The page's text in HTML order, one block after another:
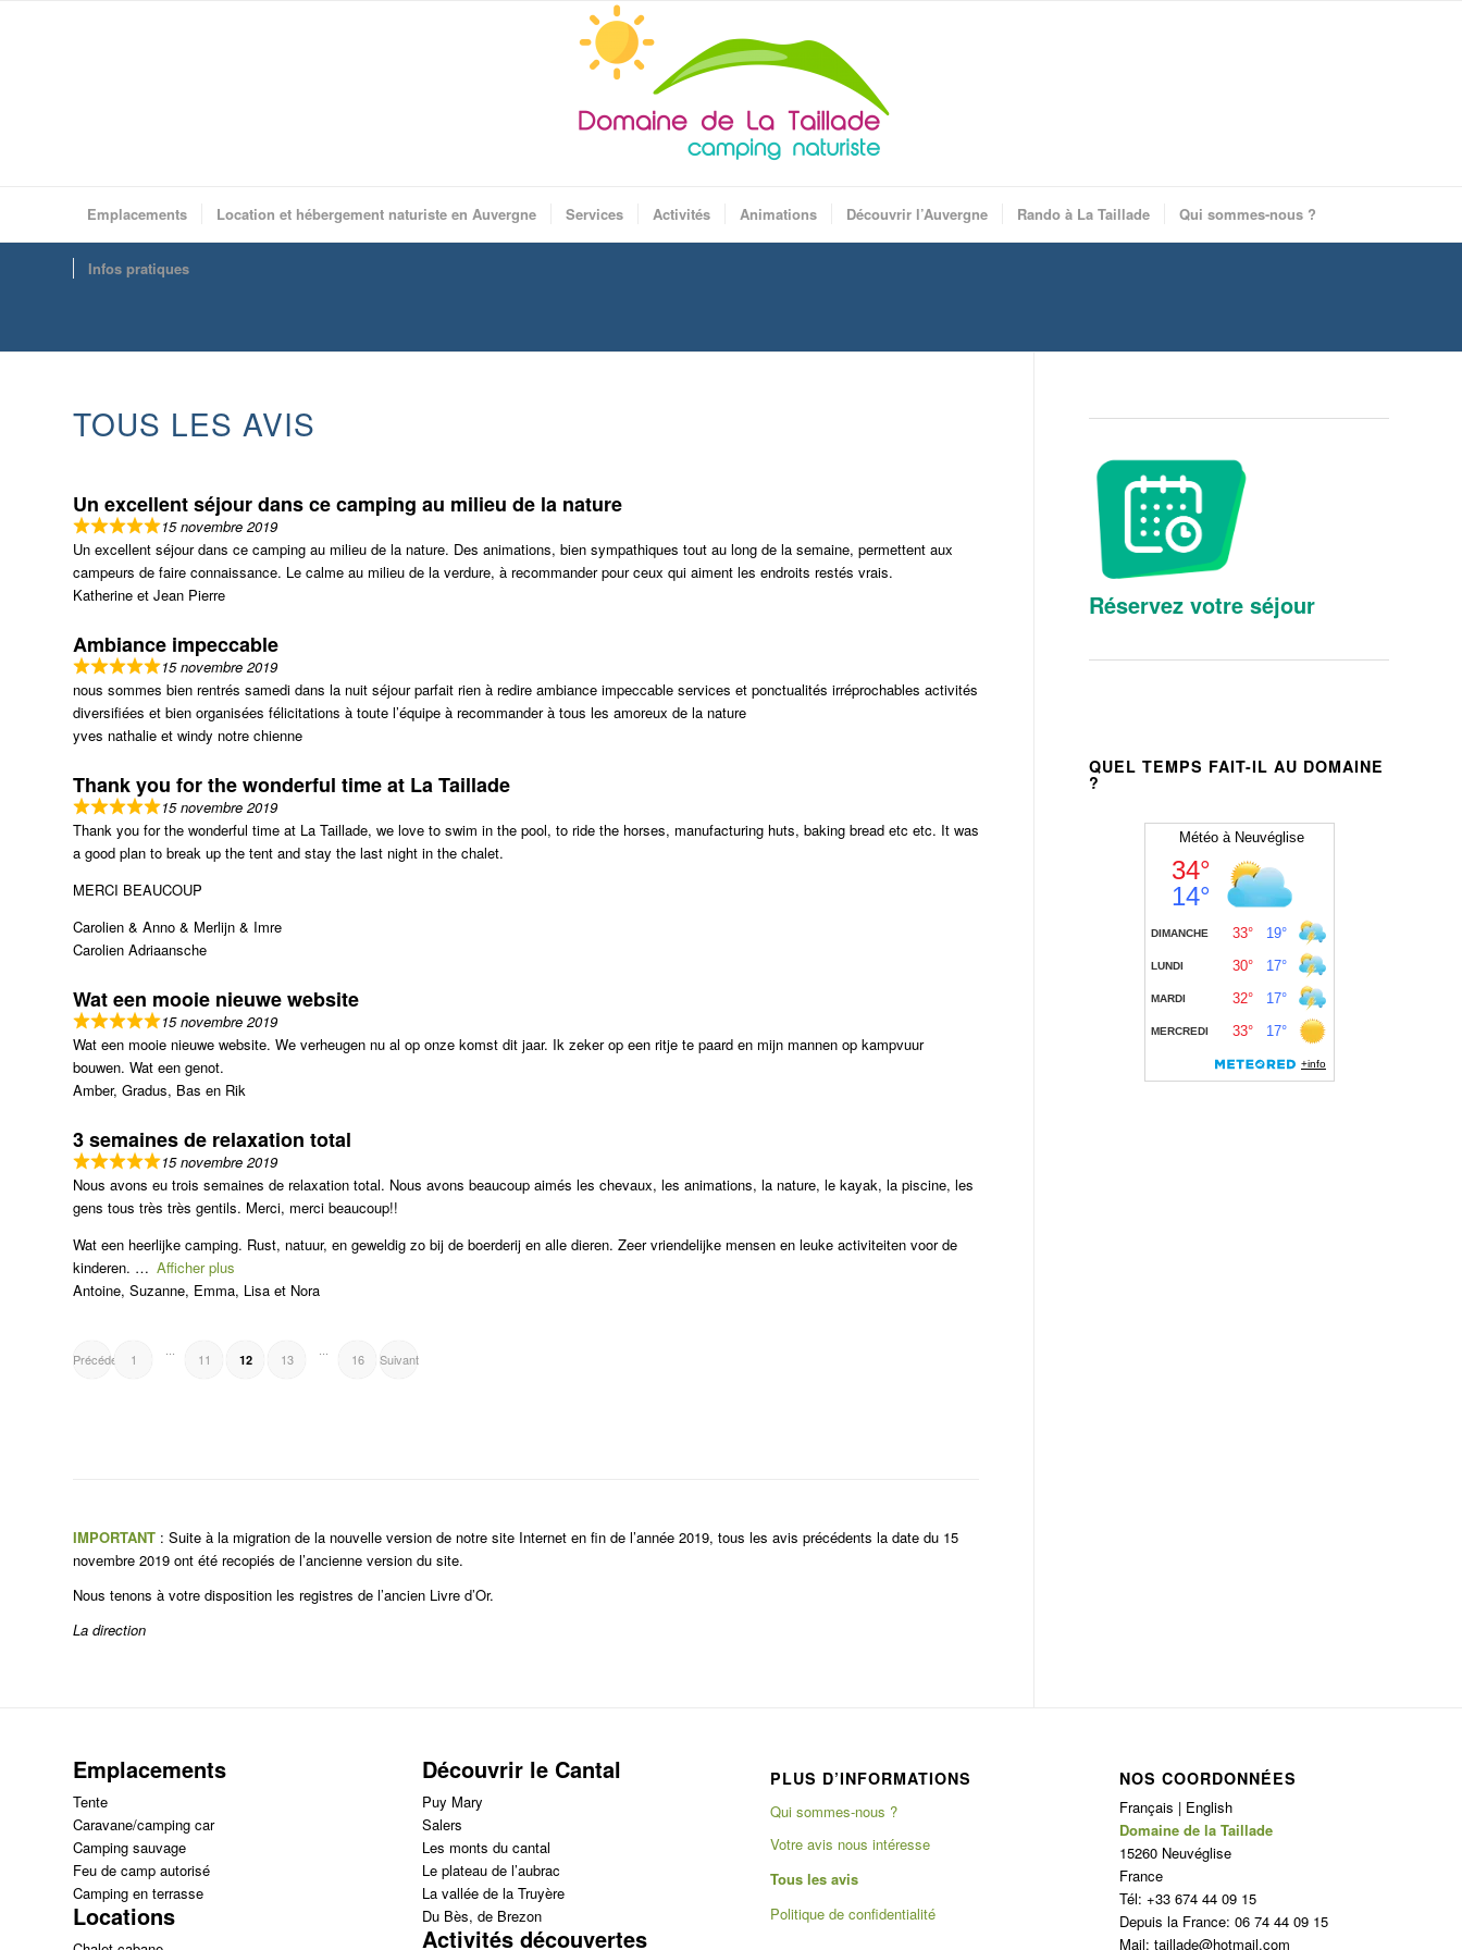
Emplacements Location et hébergement naturiste en Auvergne Services Activités Animations Découvrir l’Auvergne Rando à La Taillade Qui sommes-nous ?
Infos pratiques
TOUS LES AVIS
Un excellent séjour dans ce camping au milieu de la nature
15 novembre 2019
Un excellent séjour dans ce camping au milieu de la nature. Des animations, bien sympathiques tout au long de la semaine, permettent aux
campeurs de faire connaissance. Le calme au milieu de la verdure, à recommander pour ceux qui aiment les endroits restés vrais.
Katherine et Jean Pierre
Ambiance impeccable
15 novembre 2019
nous sommes bien rentrés samedi dans la nuit séjour parfait rien à redire ambiance impeccable services et ponctualités irréprochables activités
diversifiées et bien organisées félicitations à toute l’équipe à recommander à tous les amoreux de la nature
yves nathalie et windy notre chienne
Thank you for the wonderful time at La Taillade
15 novembre 2019
Thank you for the wonderful time at La Taillade, we love to swim in the pool, to ride the horses, manufacturing huts, baking bread etc etc. It was
a good plan to break up the tent and stay the last night in the chalet.
MERCI BEAUCOUP
Carolien & Anno & Merlijn & Imre
Carolien Adriaansche
Wat een mooie nieuwe website
15 novembre 2019
Wat een mooie nieuwe website. We verheugen nu al op onze komst dit jaar. Ik zeker op een ritje te paard en mijn mannen op kampvuur
bouwen. Wat een genot.
Amber, Gradus, Bas en Rik
3 semaines de relaxation total
15 novembre 2019
Nous avons eu trois semaines de relaxation total. Nous avons beaucoup aimés les chevaux, les animations, la nature, le kayak, la piscine, les
gens tous très très gentils. Merci, merci beaucoup!!
Wat een heerlijke camping. Rust, natuur, en geweldig zo bij de boerderij en alle dieren. Zeer vriendelijke mensen en leuke activiteiten voor de
kinderen.
Afficher plus
Antoine, Suzanne, Emma, Lisa et Nora
NAVIGATION
Précédent 1 11
12
13 16 Suivant
IMPORTANT : Suite à la migration de la nouvelle version de notre site Internet en fin de l’année 2019, tous les avis précédents la date du 15
novembre 2019 ont été recopiés de l’ancienne version du site.
Nous tenons à votre disposition les registres de l’ancien Livre d’Or.
La direction
Réservez votre séjour
QUEL TEMPS FAIT-IL AU DOMAINE
?
Emplacements
Tente
Caravane/camping car
Camping sauvage
Feu de camp autorisé
Camping en terrasse
Locations
Découvrir le Cantal
Puy Mary
Salers
Les monts du cantal
Le plateau de l’aubrac
La vallée de la Truyère
Du Bès, de Brezon
Activités découvertes
PLUS D’INFORMATIONS
Qui sommes-nous ?
Votre avis nous intéresse
Tous les avis
Politique de confidentialité
NOS COORDONNÉES
Français | English
Domaine de la Taillade
15260 Neuvéglise
France
Tél: +33 674 44 09 15
Depuis la France: 06 74 44 09 15
Mail: taillade@hotmail.com